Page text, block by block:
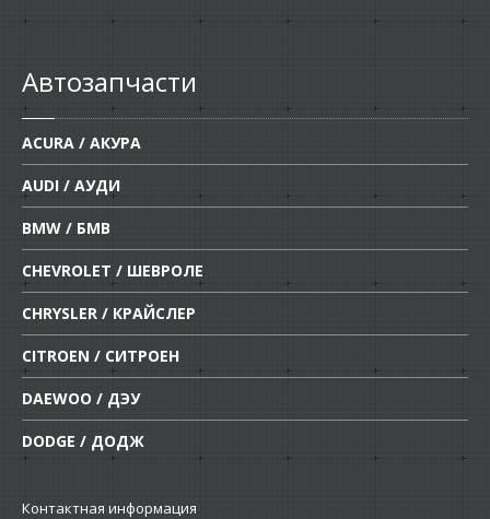
Автозапчасти
ACURA / АКУРА
AUDI / АУДИ
BMW / БМВ
CHEVROLET / ШЕВРОЛЕ
CHRYSLER / КРАЙСЛЕР
CITROEN / СИТРОЕН
DAEWOO / ДЭУ
DODGE / ДОДЖ
Контактная информация